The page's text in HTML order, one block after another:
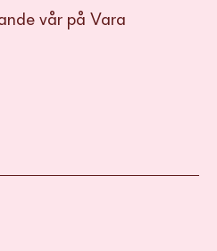
vår på Vara